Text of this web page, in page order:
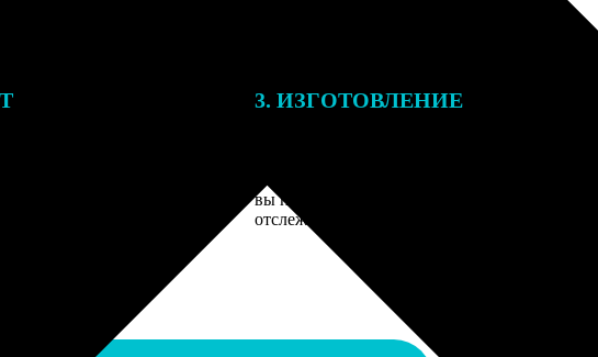
3. ИЗГОТОВЛЕНИЕ
вы получите письмо с трек-номером для
отслеживания.